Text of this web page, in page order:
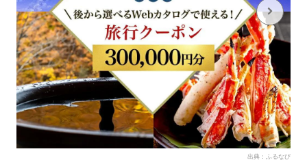
出典：ふるなび